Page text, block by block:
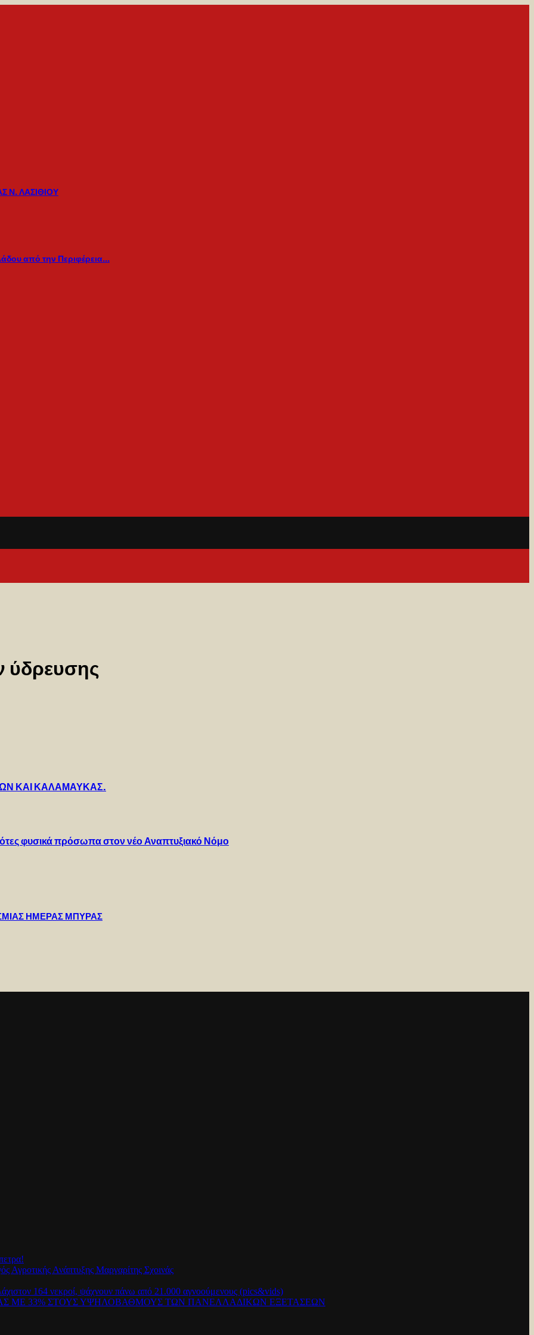
Ν. ΛΑΣΙΘΙΟΥ
από την Περιφέρεια…
ύδρευσης
ΚΑΙ ΚΑΛΑΜΑΥΚΑΣ.
φυσικά πρόσωπα στον νέο Αναπτυξιακό Νόμο
ΗΜΕΡΑΣ ΜΠΥΡΑΣ
Αγροτικής Ανάπτυξης Μαργαρίτης Σχοινάς
164 νεκροί, ψάχνουν πάνω από 21.000 αγνοούμενους (pics&vids)
ΜΕ 33% ΣΤΟΥΣ ΥΨΗΛΟΒΑΘΜΟΥΣ ΤΩΝ ΠΑΝΕΛΛΑΔΙΚΩΝ ΕΞΕΤΑΣΕΩΝ